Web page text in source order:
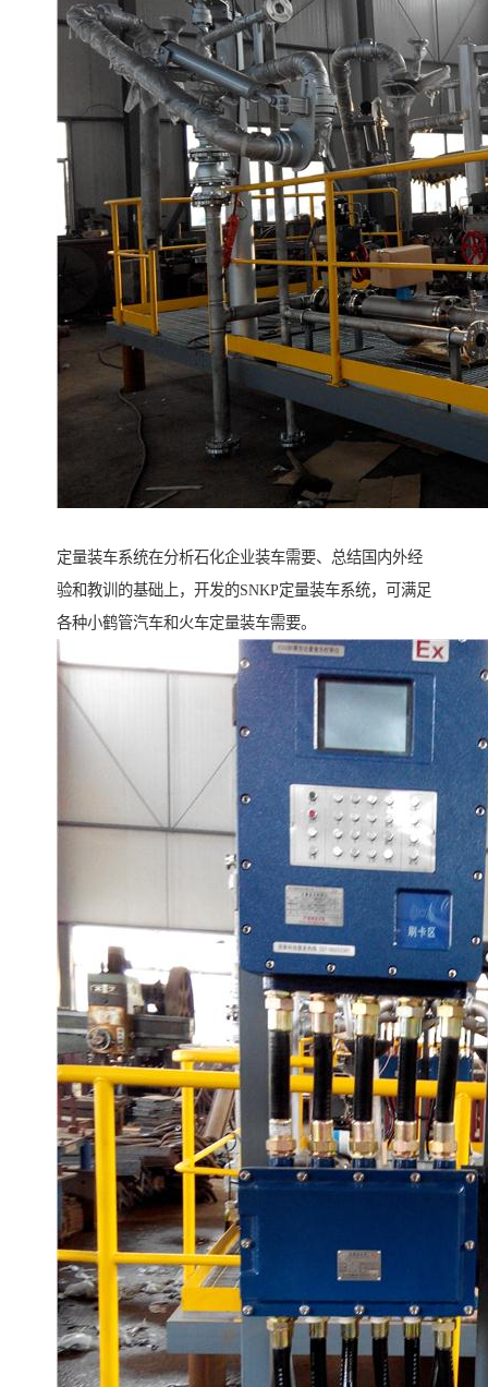
定量装车系统在分析石化企业装车需要、总结国内外经
验和教训的基础上，开发的SNKP定量装车系统，可满足
各种小鹤管汽车和火车定量装车需要。